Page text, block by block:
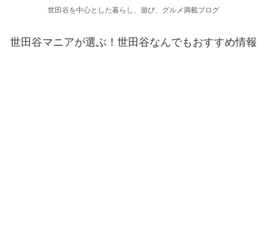
世田谷を中心とした暮らし、遊び、グルメ満載ブログ
世田谷マニアが選ぶ！世田谷なんでもおすすめ情報